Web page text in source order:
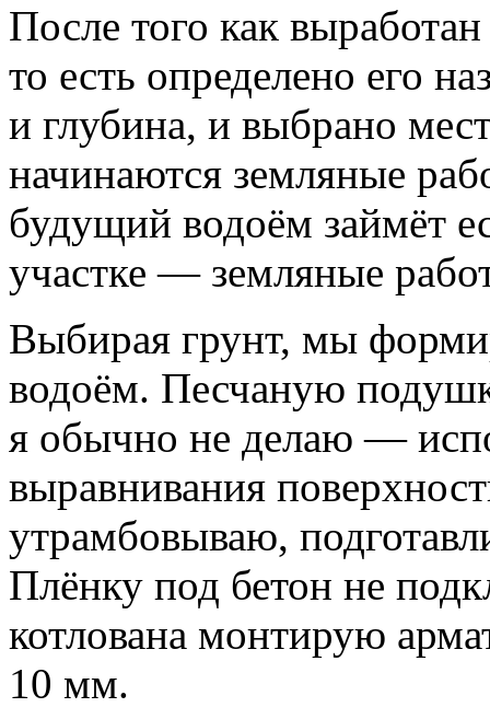
После того как
то есть определено его
и глубина, и выбрано
начинаются земляные
будущий водоём займёт
участке — земляные
Выбирая грунт, мы
водоём. Песчаную
я обычно не делаю —
выравнивания
утрамбовываю,
Плёнку под бетон не
котлована монтирую
10 мм.